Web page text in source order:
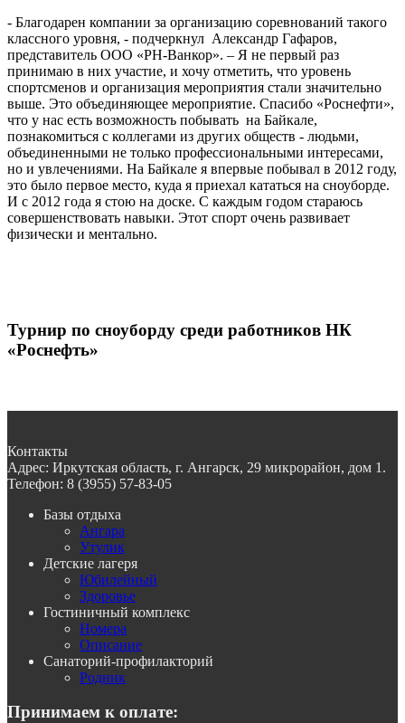
- Благодарен компании за организацию соревнований такого
классного уровня, - подчеркнул Александр Гафаров,
представитель ООО «РН-Ванкор». – Я не первый раз
принимаю в них участие, и хочу отметить, что уровень
спортсменов и организация мероприятия стали значительно
выше. Это объединяющее мероприятие. Спасибо «Роснефти»,
что у нас есть возможность побывать на Байкале,
познакомиться с коллегами из других обществ - людьми,
объединенными не только профессиональными интересами,
но и увлечениями. На Байкале я впервые побывал в 2012 году,
это было первое место, куда я приехал кататься на сноуборде.
И с 2012 года я стою на доске. С каждым годом стараюсь
совершенствовать навыки. Этот спорт очень развивает
физически и ментально.
Турнир по сноуборду среди работников НК
«Роснефть»
Контакты
Адрес: Иркутская область, г. Ангарск, 29 микрорайон, дом 1.
Телефон: 8 (3955) 57-83-05
Базы отдыха
Ангара
Утулик
Детские лагеря
Юбилейный
Здоровье
Гостиничный комплекс
Номера
Описание
Санаторий-профилакторий
Родник
Принимаем к оплате: